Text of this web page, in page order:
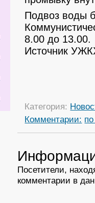
Подвоз воды
8.00 до 13.00.
Источник
Категория:
Комментарии:
Посетители,
комментарии в